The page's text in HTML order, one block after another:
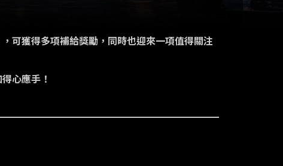
可獲得多項補給獎勵，同時也迎來一項值得關注
心應手！